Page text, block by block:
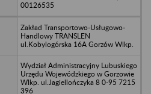
00126535
Zakład Transportowo-Usługowo-
Handlowy TRANSLEN
ul.Kobylogórska 16A Gorzów Wlkp.
Wydział Administracyjny Lubuskiego
Urzędu Wojewódzkiego w Gorzowie
Wlkp. ul.Jagiellończyka 8 0-95 7215
396